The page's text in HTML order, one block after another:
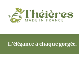
L’élégance à chaque gorgée.